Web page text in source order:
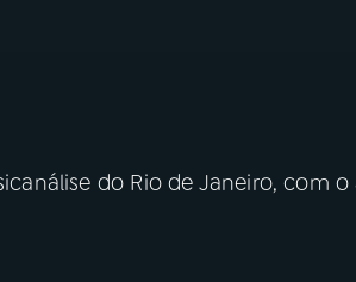
do Rio de Janeiro, com